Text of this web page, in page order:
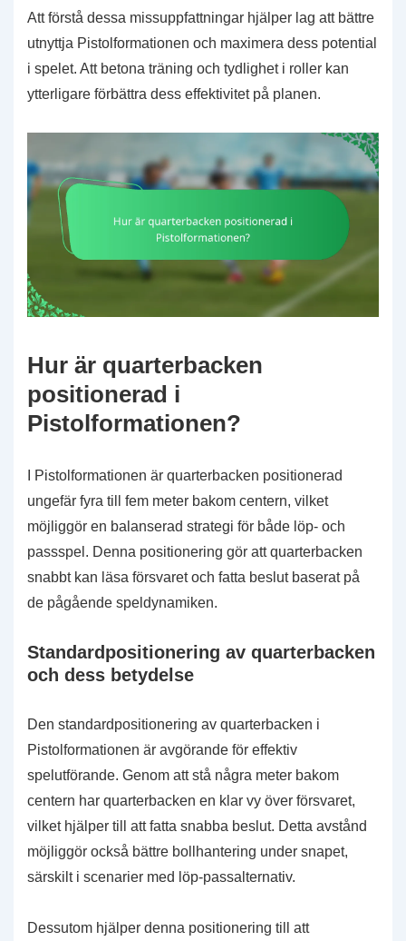
Att förstå dessa missuppfattningar hjälper lag att bättre
utnyttja Pistolformationen och maximera dess potential
i spelet. Att betona träning och tydlighet i roller kan
ytterligare förbättra dess effektivitet på planen.
Hur är quarterbacken
positionerad i
Pistolformationen?
I Pistolformationen är quarterbacken positionerad
ungefär fyra till fem meter bakom centern, vilket
möjliggör en balanserad strategi för både löp- och
passspel. Denna positionering gör att quarterbacken
snabbt kan läsa försvaret och fatta beslut baserat på
de pågående speldynamiken.
Standardpositionering av quarterbacken
och dess betydelse
Den standardpositionering av quarterbacken i
Pistolformationen är avgörande för effektiv
spelutförande. Genom att stå några meter bakom
centern har quarterbacken en klar vy över försvaret,
vilket hjälper till att fatta snabba beslut. Detta avstånd
möjliggör också bättre bollhantering under snapet,
särskilt i scenarier med löp-passalternativ.
Dessutom hjälper denna positionering till att